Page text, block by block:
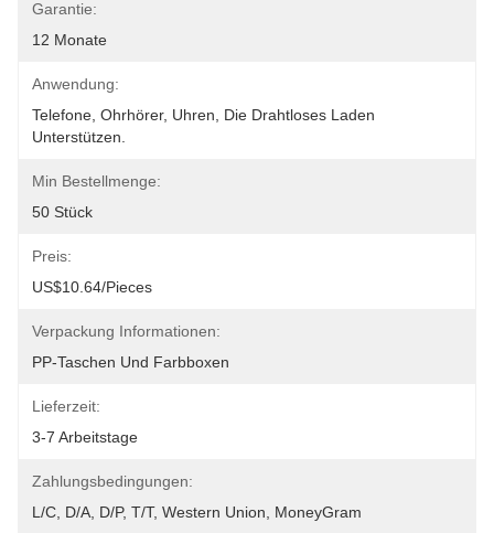
Garantie:
12 Monate
Anwendung:
Telefone, Ohrhörer, Uhren, Die Drahtloses Laden
Unterstützen.
Min Bestellmenge:
50 Stück
Preis:
US$10.64/pieces
Verpackung Informationen:
PP-Taschen Und Farbboxen
Lieferzeit:
3-7 Arbeitstage
Zahlungsbedingungen:
L/C, D/A, D/P, T/T, Western Union, MoneyGram